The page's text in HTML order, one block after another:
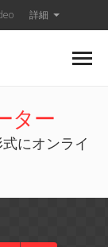
詳細
ター
にオンライ